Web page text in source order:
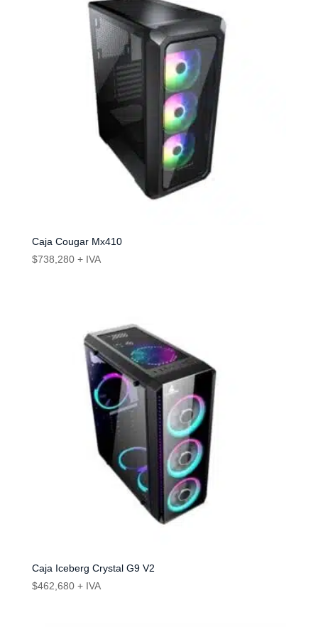
Caja Cougar Mx410
$738,280 + IVA
Caja Iceberg Crystal G9 V2
$462,680 + IVA